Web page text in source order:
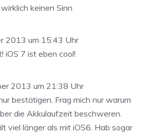
keinen Sinn
2013 um 15:43 Uhr
iOS 7 ist eben cool!
2013 um 21:38 Uhr
bestätigen. Frag mich nur warum
die Akkulaufzeit beschweren.
viel länger als mit iOS6. Hab sogar